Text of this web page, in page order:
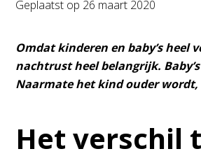
Geplaatst op 26 maart 2020
Omdat kinderen en baby’s heel
nachtrust heel belangrijk.
Naarmate het kind ouder wordt,
Het verschil